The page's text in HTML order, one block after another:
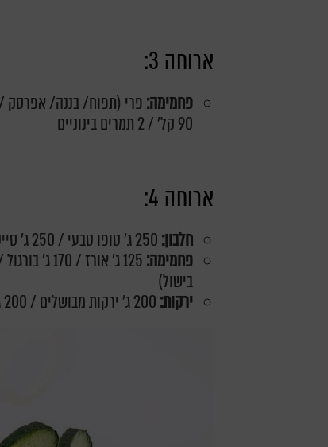
ארוחה 3:
פחמימה:
90 קל' / 2 תמרים בינוניים
ארוחה 4:
חלבון:
פחמימה:
בישול)
ירקות:200 ג' ירקות מבושלים / 200 ג' סלט ירקות